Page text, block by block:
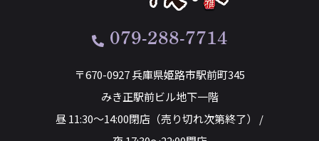
079-288-7714
〒670-0927 兵庫県姫路市駅前町345
みき正駅前ビル地下一階
昼 11:30～14:00閉店（売り切れ次第終了） /